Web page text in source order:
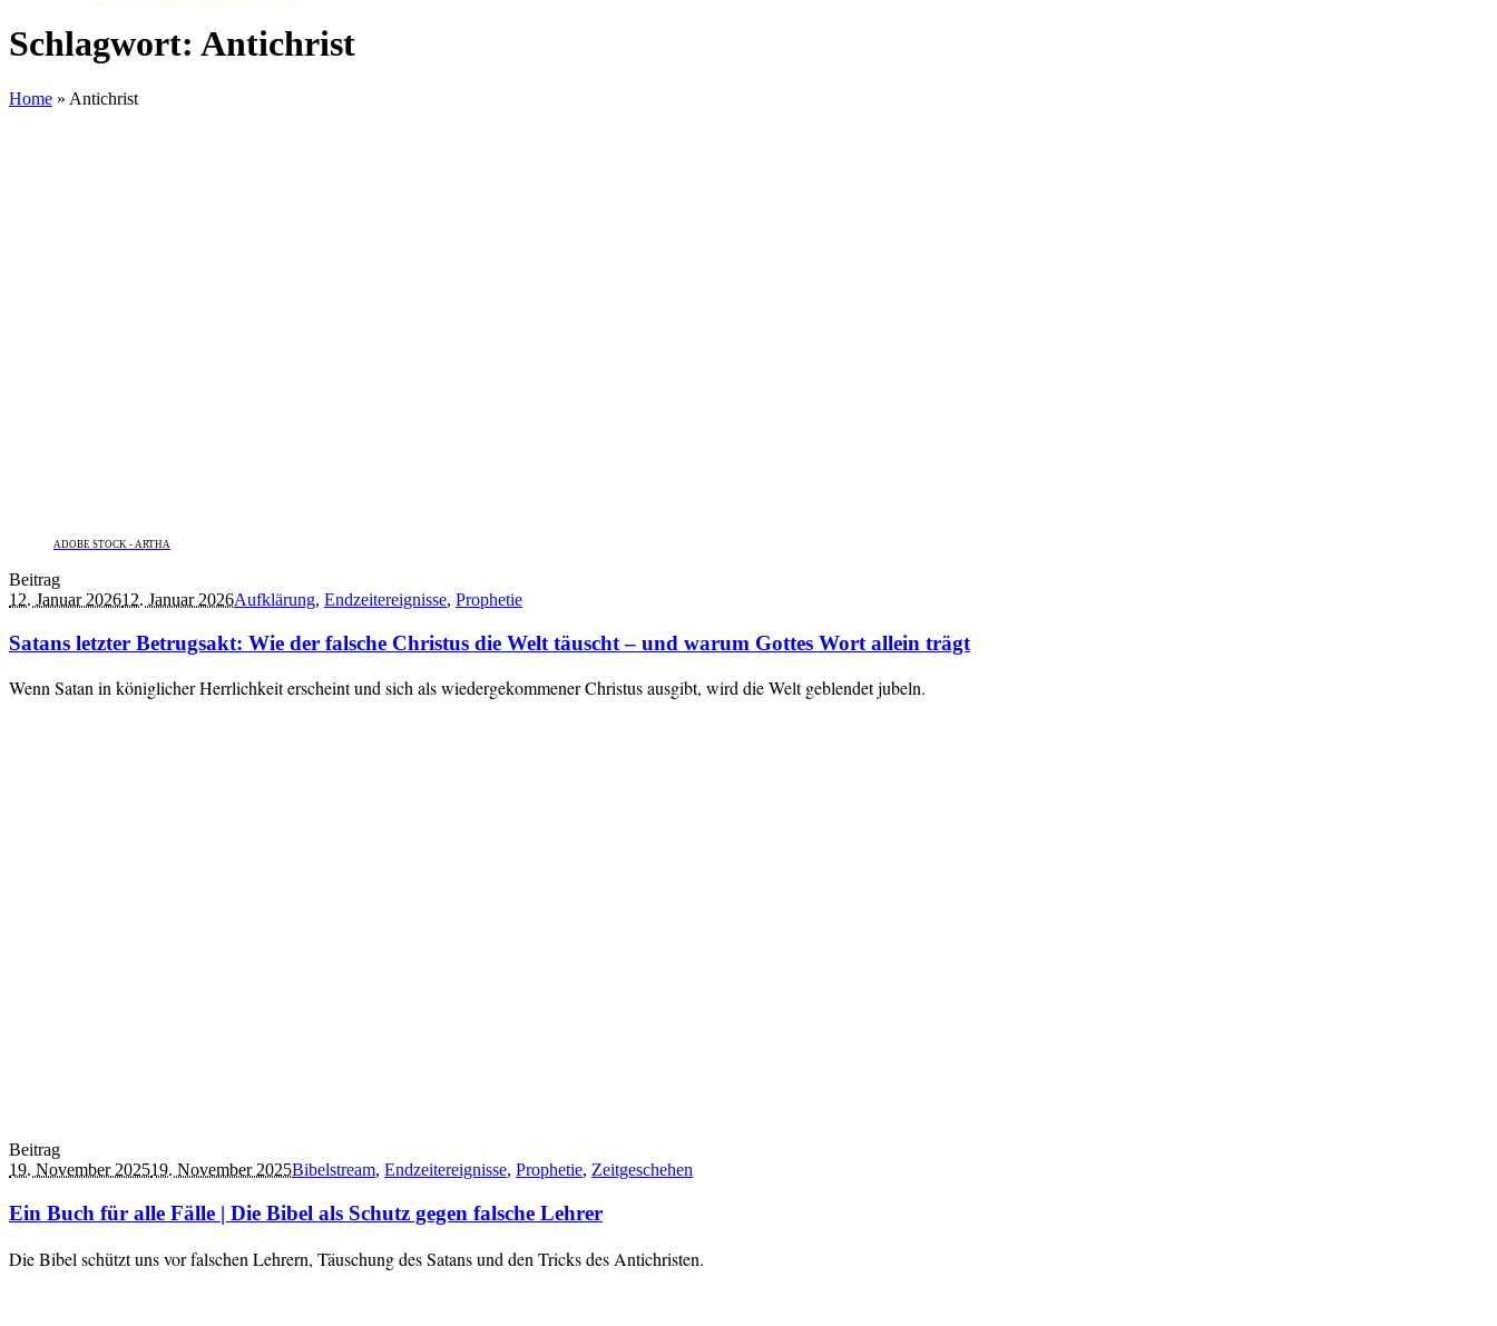
Schlagwort: Antichrist
Home » Antichrist
ADOBE STOCK - ARTHA
Beitrag
12. Januar 202612. Januar 2026Aufklärung, Endzeitereignisse, Prophetie
Satans letzter Betrugsakt: Wie der falsche Christus die Welt täuscht – und warum Gottes Wort allein trägt
Wenn Satan in königlicher Herrlichkeit erscheint und sich als wiedergekommener Christus ausgibt, wird die Welt geblendet jubeln.
Beitrag
19. November 202519. November 2025Bibelstream, Endzeitereignisse, Prophetie, Zeitgeschehen
Ein Buch für alle Fälle | Die Bibel als Schutz gegen falsche Lehrer
Die Bibel schützt uns vor falschen Lehrern, Täuschung des Satans und den Tricks des Antichristen.